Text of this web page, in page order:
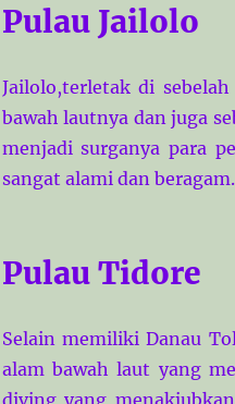
Pulau Jailolo
Jailolo,terletak di
bawah lautnya dan juga
menjadi surganya para
sangat alami dan beragam.
Pulau Tidore
Selain memiliki Danau
alam bawah laut yang
diving yang